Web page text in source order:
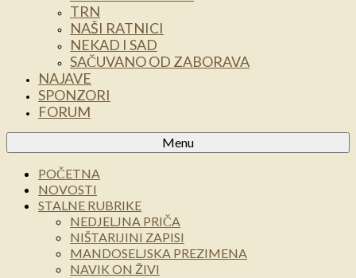
TRN
NAŠI RATNICI
NEKAD I SAD
SAČUVANO OD ZABORAVA
NAJAVE
SPONZORI
FORUM
Menu
POČETNA
NOVOSTI
STALNE RUBRIKE
NEDJELJNA PRIČA
NIŠTARIJINI ZAPISI
MANDOSELJSKA PREZIMENA
NAVIK ON ŽIVI